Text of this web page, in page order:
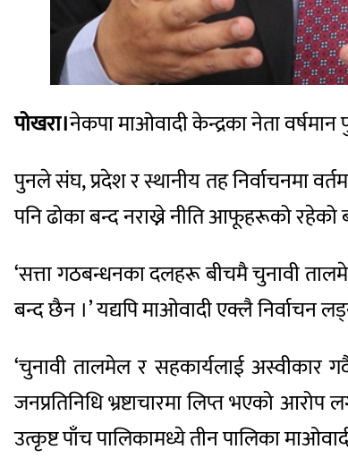
पोखरा।नेकपा माओवादी केन्द्रका नेता
पुनले संघ, प्रदेश र स्थानीय तह निर्वाचनमा
पनि ढोका बन्द नराख्ने नीति आफूहरूको रहेको
‘सत्ता गठबन्धनका दलहरू बीचमै चुनावी
बन्द छैन ।’ यद्यपि माओवादी एक्लै निर्वाचन
‘चुनावी तालमेल र सहकार्यलाई
जनप्रतिनिधि भ्रष्टाचारमा लिप्त भएको
उत्कृष्ट पाँच पालिकामध्ये तीन पालिका